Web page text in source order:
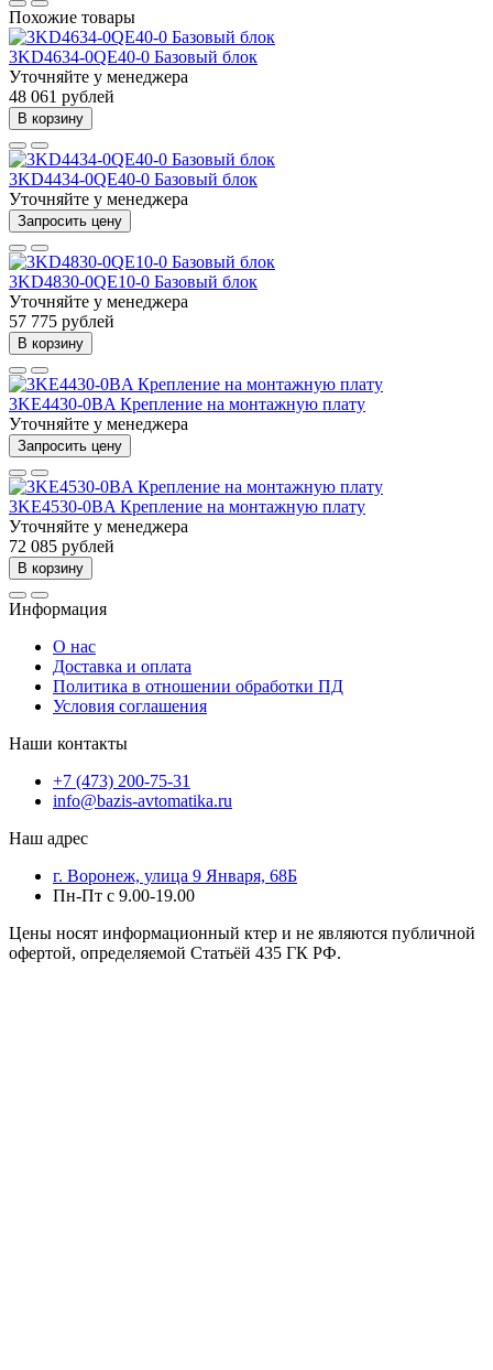
Похожие товары
3KD4634-0QE40-0 Базовый блок
Уточняйте у менеджера
48 061 рублей
В корзину
3KD4434-0QE40-0 Базовый блок
Уточняйте у менеджера
Запросить цену
3KD4830-0QE10-0 Базовый блок
Уточняйте у менеджера
57 775 рублей
В корзину
3KE4430-0BA Крепление на монтажную плату
Уточняйте у менеджера
Запросить цену
3KE4530-0BA Крепление на монтажную плату
Уточняйте у менеджера
72 085 рублей
В корзину
Информация
О нас
Доставка и оплата
Политика в отношении обработки ПД
Условия соглашения
Наши контакты
+7 (473) 200-75-31
info@bazis-avtomatika.ru
Наш адрес
г. Воронеж, улица 9 Января, 68Б
Пн-Пт с 9.00-19.00
Цены носят информационный ктер и не являются публичной
офертой, определяемой Статьёй 435 ГК РФ.